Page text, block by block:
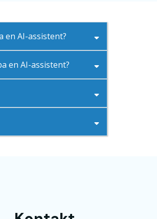
en AI-assistent?
en AI-assistent?